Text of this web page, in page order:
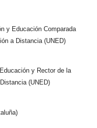
y Educación Comparada
a Distancia (UNED)
y Rector de la
(UNED)